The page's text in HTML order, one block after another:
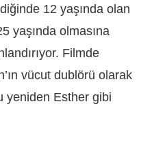
12 yaşında olan
yaşında olmasına
Filmde
vücut dublörü olarak
yeniden Esther gibi